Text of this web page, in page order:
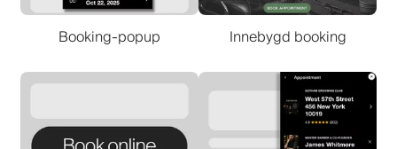
Booking-popup Innebygd booking